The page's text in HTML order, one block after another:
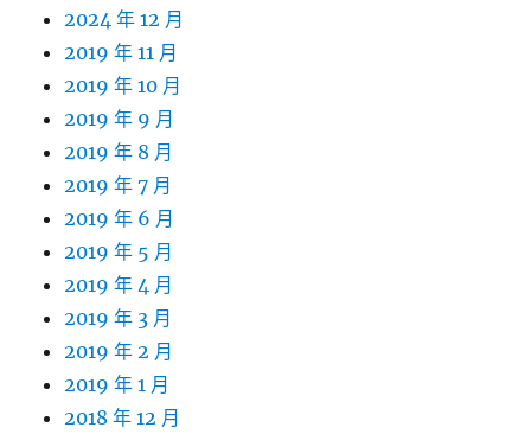
2024 年 12 月
2019 年 11 月
2019 年 10 月
2019 年 9 月
2019 年 8 月
2019 年 7 月
2019 年 6 月
2019 年 5 月
2019 年 4 月
2019 年 3 月
2019 年 2 月
2019 年 1 月
2018 年 12 月